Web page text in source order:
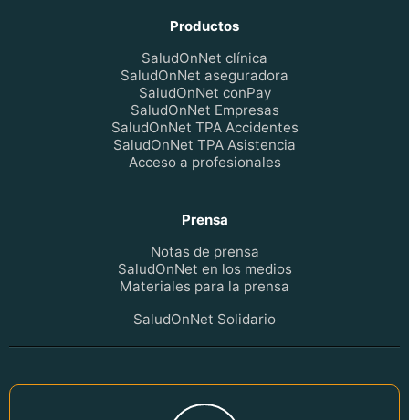
Productos
SaludOnNet clínica
SaludOnNet aseguradora
SaludOnNet conPay
SaludOnNet Empresas
SaludOnNet TPA Accidentes
SaludOnNet TPA Asistencia
Acceso a profesionales
Prensa
Notas de prensa
SaludOnNet en los medios
Materiales para la prensa
SaludOnNet Solidario